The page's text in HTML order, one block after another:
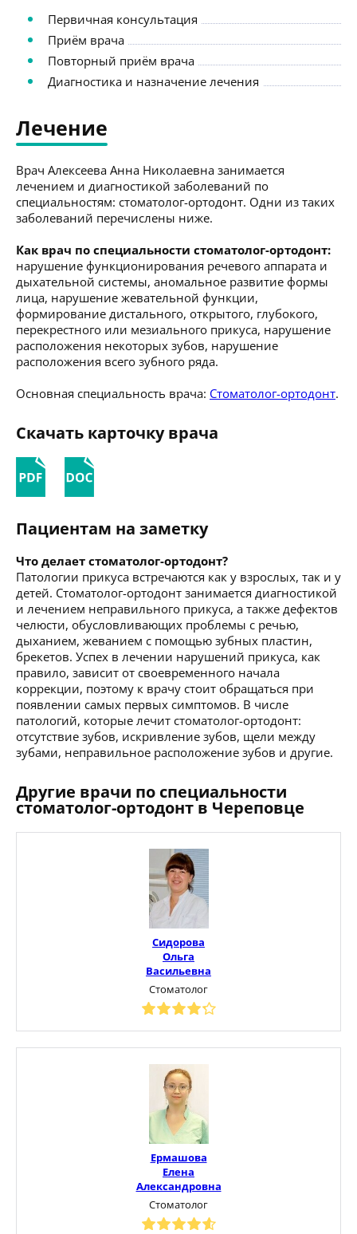
Первичная консультация
Приём врача
Повторный приём врача
Диагностика и назначение лечения
Лечение
Врач Алексеева Анна Николаевна занимается
лечением и диагностикой заболеваний по
специальностям: стоматолог-ортодонт. Одни из таких
заболеваний перечислены ниже.
Как врач по специальности стоматолог-ортодонт:
нарушение функционирования речевого аппарата и
дыхательной системы, аномальное развитие формы
лица, нарушение жевательной функции,
формирование дистального, открытого, глубокого,
перекрестного или мезиального прикуса, нарушение
расположения некоторых зубов, нарушение
расположения всего зубного ряда.
Основная специальность врача: Стоматолог-ортодонт.
Скачать карточку врача
Пациентам на заметку
Что делает стоматолог-ортодонт?
Патологии прикуса встречаются как у взрослых, так и у
детей. Стоматолог-ортодонт занимается диагностикой
и лечением неправильного прикуса, а также дефектов
челюсти, обусловливающих проблемы с речью,
дыханием, жеванием с помощью зубных пластин,
брекетов. Успех в лечении нарушений прикуса, как
правило, зависит от своевременного начала
коррекции, поэтому к врачу стоит обращаться при
появлении самых первых симптомов. В числе
патологий, которые лечит стоматолог-ортодонт:
отсутствие зубов, искривление зубов, щели между
зубами, неправильное расположение зубов и другие.
Другие врачи по специальности
стоматолог-ортодонт в Череповце
Сидорова
Ольга
Васильевна
Стоматолог
Ермашова
Елена
Александровна
Стоматолог